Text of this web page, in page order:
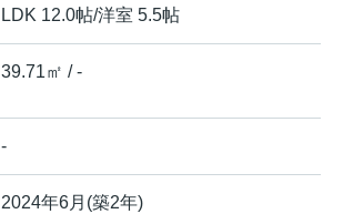
LDK 12.0帖/洋室 5.5帖
39.71㎡ / -
-
2024年6月(築2年)